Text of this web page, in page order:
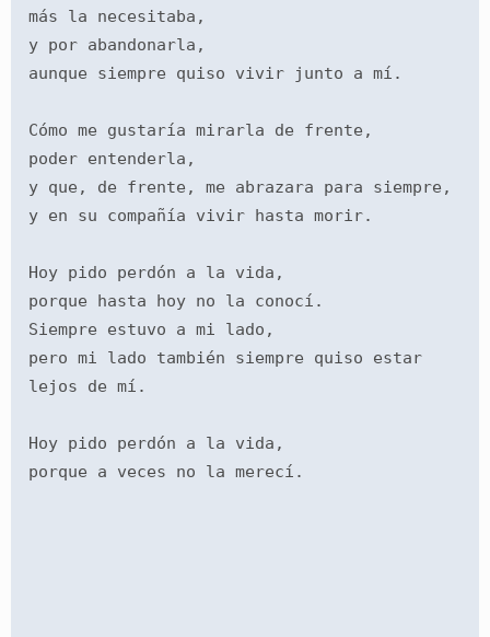
más la necesitaba,
y por abandonarla,
aunque siempre quiso vivir junto a mí.
Cómo me gustaría mirarla de frente,
poder entenderla,
y que, de frente, me abrazara para siempre,
y en su compañía vivir hasta morir.
Hoy pido perdón a la vida,
porque hasta hoy no la conocí.
Siempre estuvo a mi lado,
pero mi lado también siempre quiso estar
lejos de mí.
Hoy pido perdón a la vida,
porque a veces no la merecí.